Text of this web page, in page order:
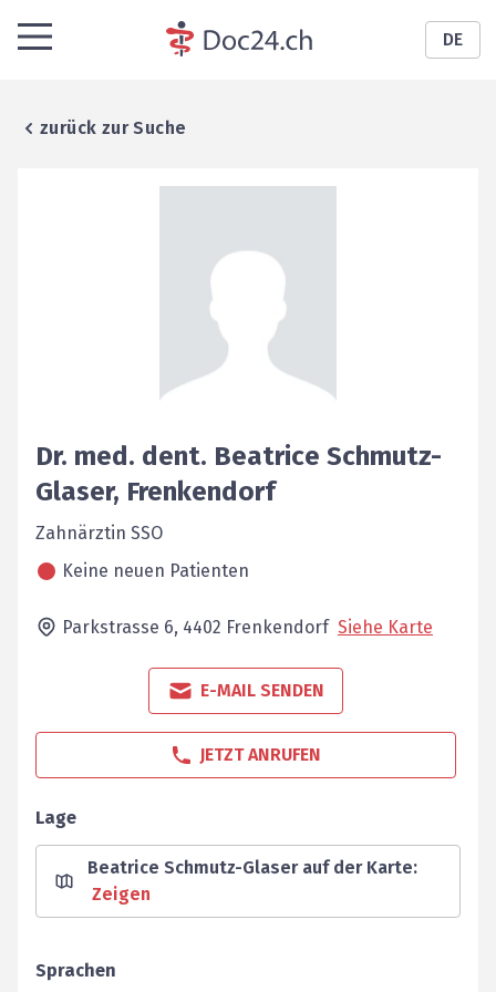
DE
zurück zur Suche
Dr. med. dent. Beatrice Schmutz-
Glaser, Frenkendorf
Zahnärztin SSO
Keine neuen Patienten
Parkstrasse 6, 4402 Frenkendorf Siehe Karte
E-MAIL SENDEN
JETZT ANRUFEN
Lage
Beatrice Schmutz-Glaser auf der Karte:
Zeigen
Sprachen